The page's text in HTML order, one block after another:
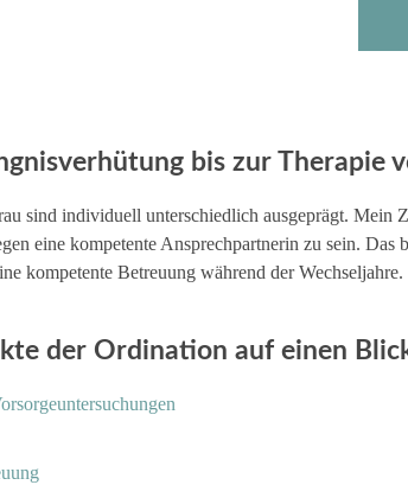
bis zur Therapie
sind individuell unterschiedlich ausgeprägt. Mein
eine kompetente Ansprechpartnerin zu sein.
kompetente Betreuung während der Wechseljahre.
der Ordination auf einen